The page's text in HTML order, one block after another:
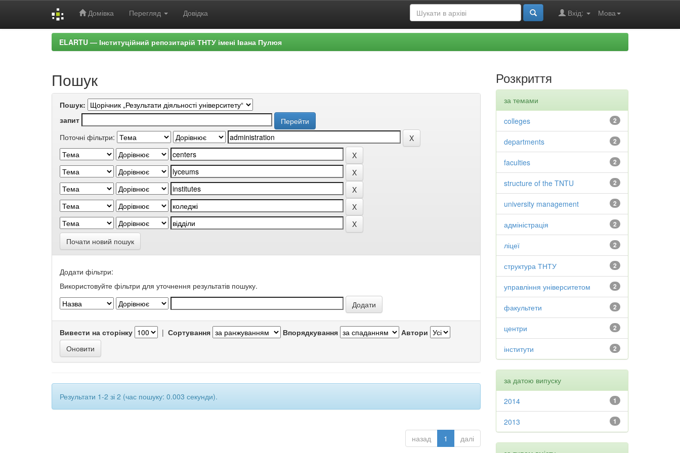
Домівка Перегляд Довідка Мова
Вхід:
ELARTU — Інституційний репозитарій ТНТУ імені Івана Пулюя
Пошук
Пошук:
запит
Поточні фільтри:
Почати новий пошук
Додати фільтри:
Використовуйте фільтри для уточнення результатів пошуку.
Вивести на сторінку | Сортування Впорядкування Автори
Результати 1-2 зі 2 (час пошуку: 0.003 секунди).
назад 1 далі
Розкриття
за темами
2
colleges
2
departments
2
faculties
2
structure of the TNTU
2
university management
2
адміністрація
2
ліцеї
2
структура ТНТУ
2
управління університетом
2
факультети
2
центри
2
інститути
за датою випуску
1
2014
1
2013